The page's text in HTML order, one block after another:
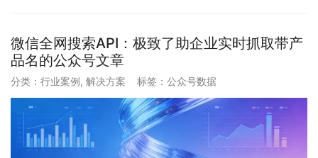
微信全网搜索API：极致了助企业实时抓取带产
品名的公众号文章
分类： 行业案例, 解决方案 标签： 公众号数据